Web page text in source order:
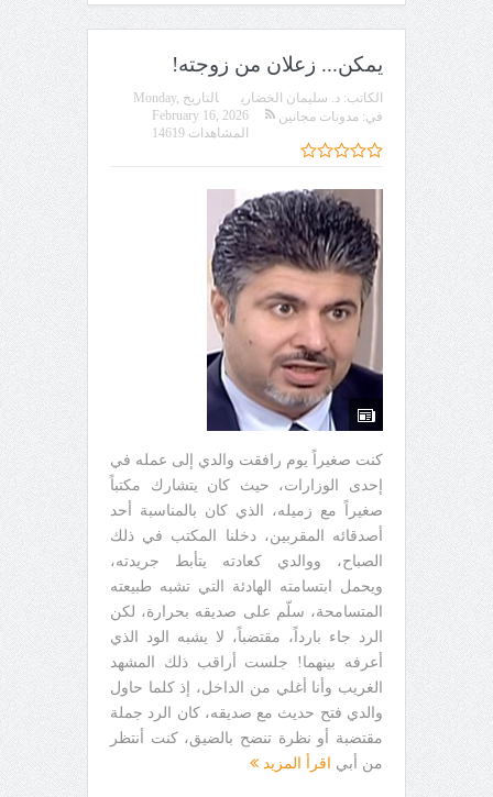
يمكن... زعلان من زوجته!
الكاتب: د. سليمان الخضاري التاريخ Monday,
February 16, 2026
في: مدونات مجانين
المشاهدات 14619
كنت صغيراً يوم رافقت والدي إلى عمله في
إحدى الوزارات، حيث كان يتشارك مكتباً
صغيراً مع زميله، الذي كان بالمناسبة أحد
أصدقائه المقربين، دخلنا المكتب في ذلك
الصباح، ووالدي كعادته يتأبط جريدته،
ويحمل ابتسامته الهادئة التي تشبه طبيعته
المتسامحة، سلّم على صديقه بحرارة، لكن
الرد جاء بارداً، مقتضباً، لا يشبه الود الذي
أعرفه بينهما! جلست أراقب ذلك المشهد
الغريب وأنا أغلي من الداخل، إذ كلما حاول
والدي فتح حديث مع صديقه، كان الرد جملة
مقتضبة أو نظرة تنضح بالضيق، كنت أنتظر
من أبي اقرأ المزيد